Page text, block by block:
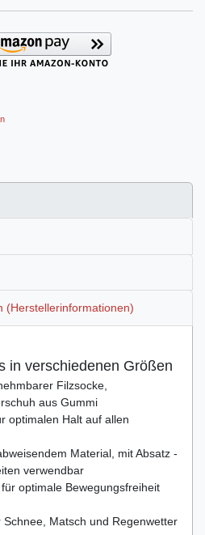
(Herstellerinformationen)
in verschiedenen Größen
Filzsocke,
aus Gummi
optimalen Halt auf allen
Material, mit Absatz -
verwendbar
optimale Bewegungsfreiheit
Matsch und Regenwetter